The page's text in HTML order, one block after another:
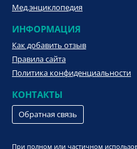
Мед.энциклопедия
ИНФОРМАЦИЯ
Как добавить отзыв
Правила сайта
Политика конфиденциальности
КОНТАКТЫ
Обратная связь
При полном или частичном